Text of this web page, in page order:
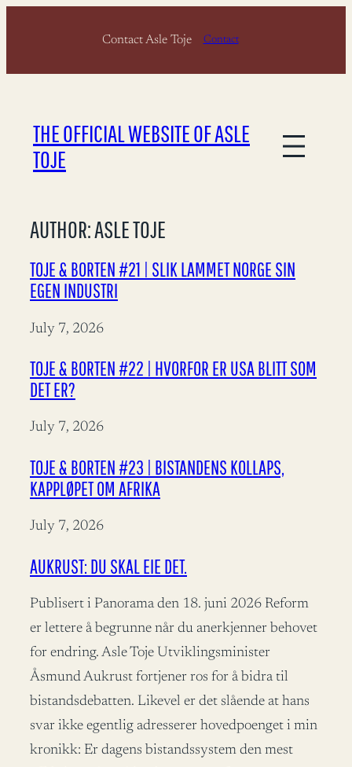
Contact Asle Toje Contact
THE OFFICIAL WEBSITE OF ASLE
TOJE
AUTHOR:ASLE TOJE
TOJE & BORTEN #21 | SLIK LAMMET NORGE SIN
EGEN INDUSTRI
July 7, 2026
TOJE & BORTEN #22 | HVORFOR ER USA BLITT SOM
DET ER?
July 7, 2026
TOJE & BORTEN #23 | BISTANDENS KOLLAPS,
KAPPLØPET OM AFRIKA
July 7, 2026
AUKRUST: DU SKAL EIE DET.
Publisert i Panorama den 18. juni 2026 Reform
er lettere å begrunne når du anerkjenner behovet
for endring. Asle Toje Utviklingsminister
Åsmund Aukrust fortjener ros for å bidra til
bistandsdebatten. Likevel er det slående at hans
svar ikke egentlig adresserer hovedpoenget i min
kronikk: Er dagens bistandssystem den mest